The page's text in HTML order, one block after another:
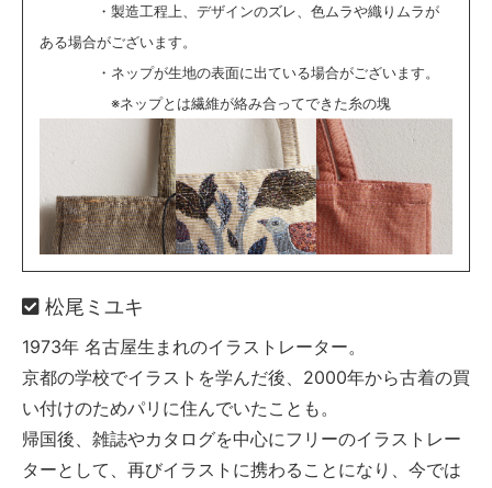
・製造工程上、デザインのズレ、色ムラや織りムラが
ある場合がございます。
・ネップが生地の表面に出ている場合がございます。
※ネップとは繊維が絡み合ってできた糸の塊
松尾ミユキ
1973年 名古屋生まれのイラストレーター。
京都の学校でイラストを学んだ後、2000年から古着の買
い付けのためパリに住んでいたことも。
帰国後、雑誌やカタログを中心にフリーのイラストレー
ターとして、再びイラストに携わることになり、今では